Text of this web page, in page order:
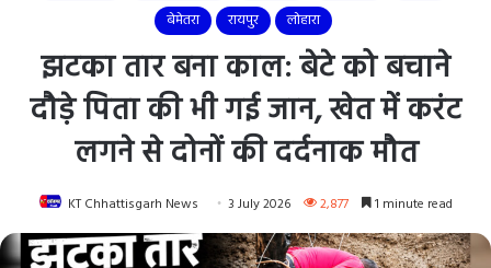
बेमेतरा
रायपुर लोहारा
झटका तार बना काल: बेटे को बचाने
दौड़े पिता की भी गई जान, खेत में करंट
लगने से दोनों की दर्दनाक मौत
KT Chhattisgarh News 3 July 2026 2,877 1 minute read